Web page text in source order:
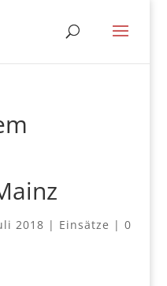
2018 | Einsätze | 0